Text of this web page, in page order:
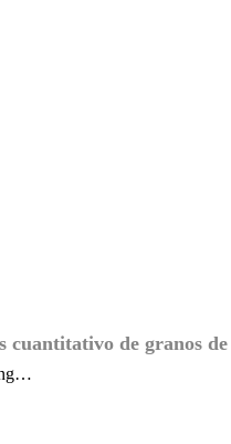
cuantitativo de granos